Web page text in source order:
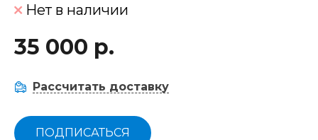
Нет в наличии
35 000 р.
Рассчитать доставку
ПОДПИСАТЬСЯ